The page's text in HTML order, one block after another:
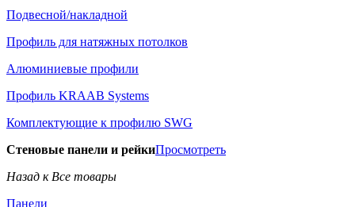
Подвесной/накладной
Профиль для натяжных потолков
Алюминиевые профили
Профиль KRAAB Systems
Комплектующие к профилю SWG
Стеновые панели и рейкиПросмотреть
Назад к Все товары
Панели